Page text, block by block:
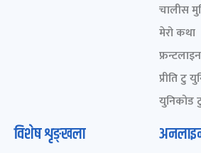
चालीस
मेरो कथा
प्रीति टु
युनिकोड
विशेष शृङ्खला